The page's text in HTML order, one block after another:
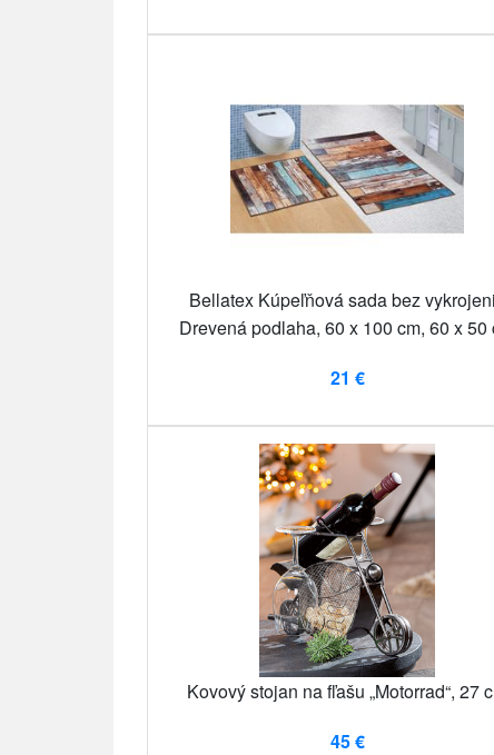
Bellatex Kúpeľňová sada bez
Drevená podlaha, 60 x 100 cm, 60 x 50
21 €
Kovový stojan na fľašu „Motorrad“, 27
45 €